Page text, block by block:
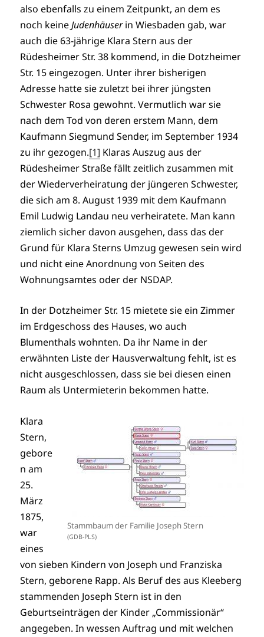
also ebenfalls zu einem Zeitpunkt, an dem es
noch keineJudenhäuserin Wiesbaden gab, war
auch die 63-jährige Klara Stern aus der
Rüdesheimer Str. 38 kommend, in die Dotzheimer
Str. 15 eingezogen. Unter ihrer bisherigen
Adresse hatte sie zuletzt bei ihrer jüngsten
Schwester Rosa gewohnt. Vermutlich war sie
nach dem Tod von deren erstem Mann, dem
Kaufmann Siegmund Sender, im September 1934
zu ihr gezogen.[1] Klaras Auszug aus der
Rüdesheimer Straße fällt zeitlich zusammen mit
der Wiederverheiratung der jüngeren Schwester,
die sich am 8. August 1939 mit dem Kaufmann
Emil Ludwig Landau neu verheiratete. Man kann
ziemlich sicher davon ausgehen, dass das der
Grund für Klara Sterns Umzug gewesen sein wird
und nicht eine Anordnung von Seiten des
Wohnungsamtes oder der NSDAP.
In der Dotzheimer Str. 15 mietete sie ein Zimmer
im Erdgeschoss des Hauses, wo auch
Blumenthals wohnten. Da ihr Name in der
erwähnten Liste der Hausverwaltung fehlt, ist es
nicht ausgeschlossen, dass sie bei diesen einen
Raum als Untermieterin bekommen hatte.
Stammbaum der Familie Joseph Stern
(GDB-PLS)
Klara
Stern,
gebore
n am
25.
März
1875,
war
eines
von sieben Kindern von Joseph und Franziska
Stern, geborene Rapp. Als Beruf des aus Kleeberg
stammenden Joseph Stern ist in den
Geburtseinträgen der Kinder „Commissionär“
angegeben. In wessen Auftrag und mit welchen